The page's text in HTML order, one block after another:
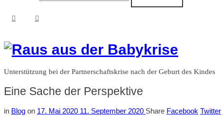
Raus
aus
Babykrise
Unterstützung bei der Partnerschaftskrise nach der Geburt des Kindes
Eine Sache der Perspektive
in Blog on 17. Mai 2020 11. September 2020 Share Facebook Twitter